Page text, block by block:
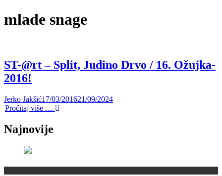
mlade snage
ST-@rt – Split, Judino Drvo / 16. Ožujka-
2016!
Jerko Jakšić17/03/201621/09/2024
Pročitaj više ....
Najnovije